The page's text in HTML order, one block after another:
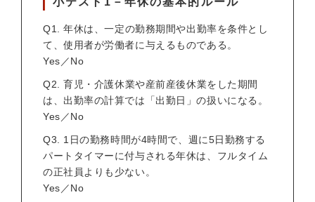
Q1. 年休は、一定の勤務期間や出勤率を条件とし
て、使用者が労働者に与えるものである。
Yes／No
Q2. 育児・介護休業や産前産後休業をした期間
は、出勤率の計算では「出勤日」の扱いになる。
Yes／No
Q3. 1日の勤務時間が4時間で、週に5日勤務する
パートタイマーに付与される年休は、フルタイム
の正社員よりも少ない。
Yes／No